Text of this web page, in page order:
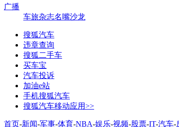
广播
车旅杂志名嘴沙龙
搜狐汽车
违章查询
搜狐二手车
买车宝
汽车投诉
加油e站
手机搜狐汽车
搜狐汽车移动应用>>
首页-新闻-军事-体育-NBA-娱乐-视频-股票-IT-汽车-